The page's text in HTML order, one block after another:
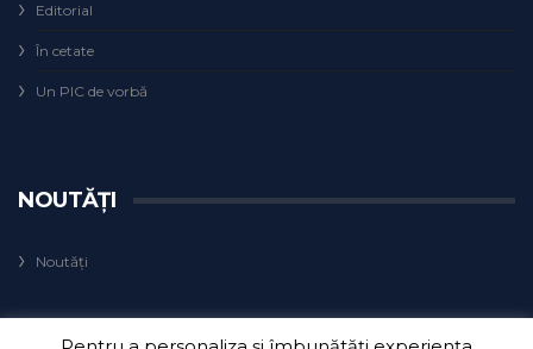
Editorial
În cetate
Un PIC de vorbă
NOUTĂȚI
Noutăți